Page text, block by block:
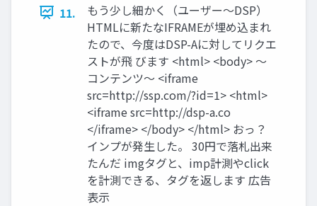
11.
もう少し細かく（ユーザー〜DSP）
HTMLに新たなIFRAMEが埋め込まれ
たので、今度はDSP-Aに対してリクエ
ストが飛 びます <html> <body> 〜
コンテンツ〜 <iframe
src=http://ssp.com/?id=1> <html>
<iframe src=http://dsp-a.co
</iframe> </body> </html> おっ？
インプが発生した。 30円で落札出来
たんだ imgタグと、imp計測やclick
を計測できる、タグを返します 広告
表示